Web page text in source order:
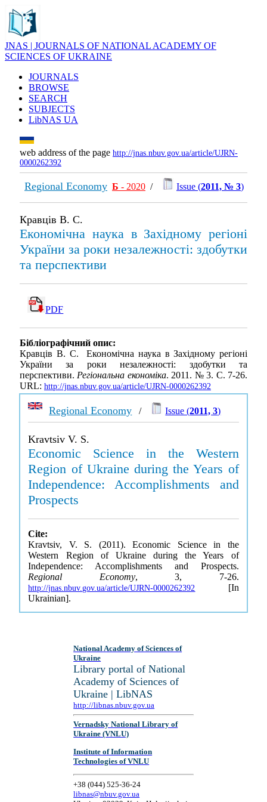
JNAS | JOURNALS OF NATIONAL ACADEMY OF
SCIENCES OF UKRAINE
JOURNALS
BROWSE
SEARCH
SUBJECTS
LibNAS UA
web address of the page http://jnas.nbuv.gov.ua/article/UJRN-
0000262392
Regional Economy Б - 2020 / Issue (2011, № 3)
Кравців В. С.
Економічна наука в Західному регіоні
України за роки незалежності: здобутки
та перспективи
PDF
Бібліографічний опис:
Кравців В. С. Економічна наука в Західному регіоні
України за роки незалежності: здобутки та
перспективи.Регіональна економіка. 2011. № 3. С. 7-26.
URL: http://jnas.nbuv.gov.ua/article/UJRN-0000262392
Regional Economy / Issue (2011, 3)
Kravtsiv V. S.
Economic Science in the Western
Region of Ukraine during the Years of
Independence: Accomplishments and
Prospects
Cite:
Kravtsiv, V. S. (2011). Economic Science in the
Western Region of Ukraine during the Years of
Independence: Accomplishments and Prospects.
Regional Economy, 3, 7-26.
http://jnas.nbuv.gov.ua/article/UJRN-0000262392 [In
Ukrainian].
National Academy of Sciences of
Ukraine
Library portal of National
Academy of Sciences of
Ukraine | LibNAS
http://libnas.nbuv.gov.ua
Vernadsky National Library of
Ukraine (VNLU)
Institute of Information
Technologies of VNLU
+38 (044) 525-36-24
libnas@nbuv.gov.ua